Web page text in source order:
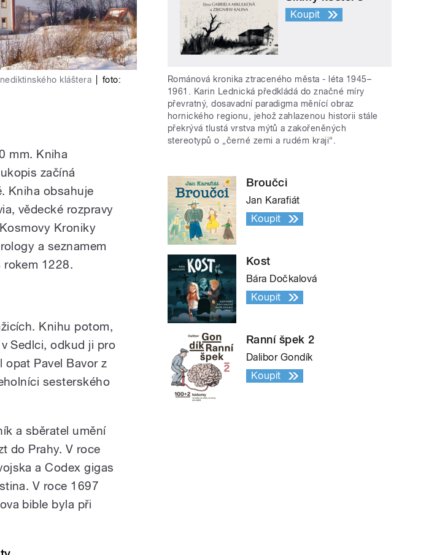
kláštera
foto:
mm. Kniha
začíná
Kniha obsahuje
vědecké rozpravy
Kroniky
a seznamem
rokem 1228.
Knihu potom,
Sedlci, odkud ji pro
opat Pavel Bavor z
sesterského
a sběratel umění
do Prahy. V roce
a Codex gigas
V roce 1697
bible byla při
Koupit
Románová kronika ztraceného města - léta 1945–
1961. Karin Lednická předkládá do značné míry
převratný, dosavadní paradigma měnící obraz
hornického regionu, jehož zahlazenou historii stále
překrývá tlustá vrstva mýtů a zakořeněných
stereotypů o „černé zemi a rudém kraji“.
Broučci
Jan Karafiát
Koupit
Kost
Bára Dočkalová
Koupit
Ranní špek 2
Dalibor Gondík
Koupit